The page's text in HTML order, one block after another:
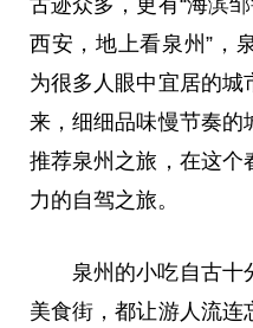
西安，地上看泉州”，
为很多人眼中宜居的城
来，细细品味慢节奏的
推荐泉州之旅，在这个
力的自驾之旅。
泉州的小吃自古十
美食街，都让游人流连